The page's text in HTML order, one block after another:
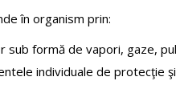
în organism prin:
sub formă de vapori, gaze,
individuale de protecţie